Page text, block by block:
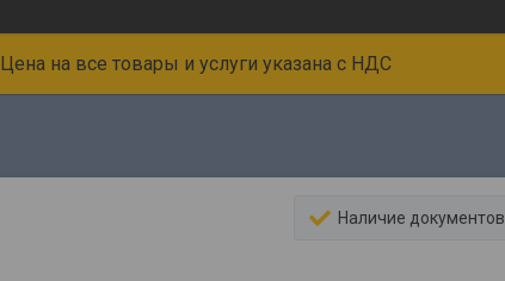
Цена на все товары и услуги указана с НДС
Наличие документов